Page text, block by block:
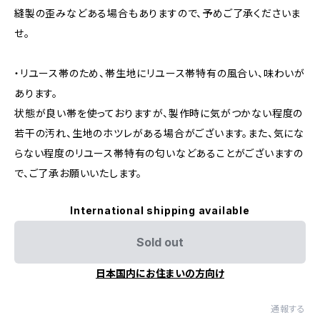
縫製の歪みなどある場合もありますので、予めご了承くださいま
せ。
・リユース帯のため、帯生地にリユース帯特有の風合い、味わいが
あります。
状態が良い帯を使っておりますが、製作時に気がつかない程度の
若干の汚れ、生地のホツレがある場合がございます。また、気にな
らない程度のリユース帯特有の匂いなどあることがございますの
で、ご了承お願いいたします。
International shipping available
Sold out
日本国内にお住まいの方向け
通報する